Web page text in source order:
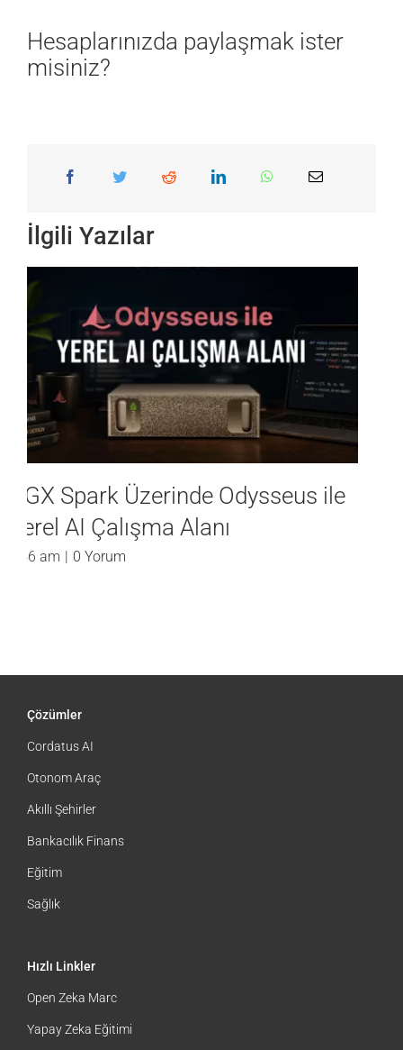
Hesaplarınızda paylaşmak ister
misiniz?
İlgili Yazılar
DGX Spark Üzerinde Unsloth ile
Yerel Model İnce Ayarı (Fine-
Tuning)
Çözümler
Cordatus AI
Otonom Araç
Akıllı Şehirler
Bankacılık Finans
Eğitim
Hızlı Linkler
Open Zeka Marc